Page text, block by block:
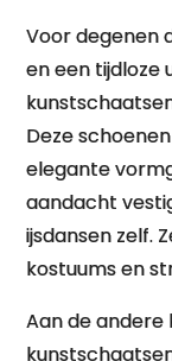
Voor degenen
en een tijdloze
Deze
elegante
aandacht
ijsdansen zelf.
kostuums en
Aan de